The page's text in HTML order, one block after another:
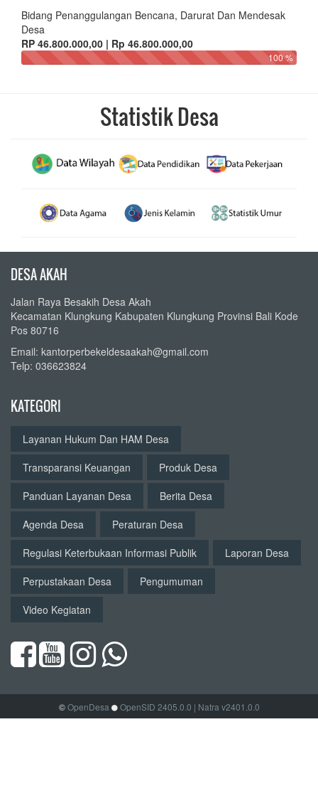
Bidang Penanggulangan Bencana, Darurat Dan Mendesak
Desa
RP 46.800.000,00 | Rp 46.800.000,00
100 %
Statistik Desa
DESA AKAH
Jalan Raya Besakih Desa Akah
Kecamatan Klungkung Kabupaten Klungkung Provinsi Bali Kode
Pos 80716
Email: kantorperbekeldesaakah@gmail.com
Telp: 036623824
KATEGORI
Layanan Hukum Dan HAM Desa
Transparansi Keuangan
Produk Desa
Panduan Layanan Desa
Berita Desa
Agenda Desa
Peraturan Desa
Regulasi Keterbukaan Informasi Publik
Laporan Desa
Perpustakaan Desa
Pengumuman
Video Kegiatan
©OpenDesa OpenSID 2405.0.0 | Natra v2401.0.0